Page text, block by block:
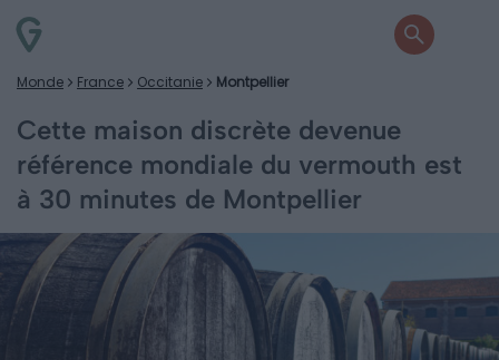
Monde France Occitanie Montpellier
Cette maison discrète devenue
référence mondiale du vermouth est
à 30 minutes de Montpellier